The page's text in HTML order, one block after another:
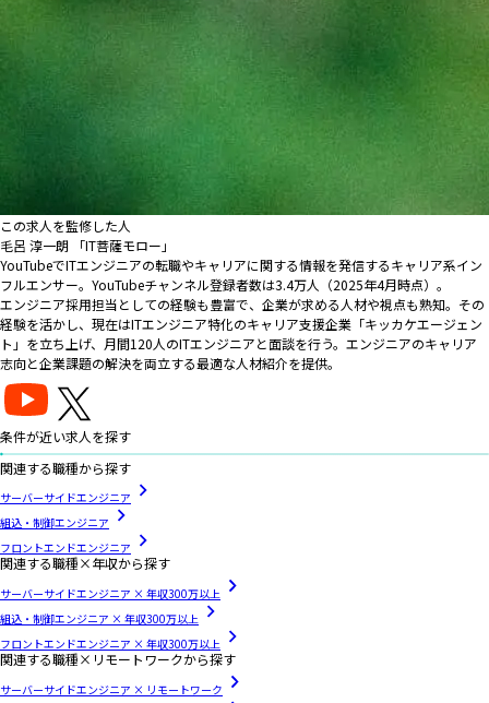
この求人を監修した人
毛呂 淳一朗 「IT菩薩モロー」
YouTubeでITエンジニアの転職やキャリアに関する情報を発信するキャリア系イン
フルエンサー。YouTubeチャンネル登録者数は3.4万人（2025年4月時点）。
エンジニア採用担当としての経験も豊富で、企業が求める人材や視点も熟知。その
経験を活かし、現在はITエンジニア特化のキャリア支援企業「キッカケエージェン
ト」を立ち上げ、月間120人のITエンジニアと面談を行う。エンジニアのキャリア
志向と企業課題の解決を両立する最適な人材紹介を提供。
条件が近い求人を探す
関連する職種から探す
サーバーサイドエンジニア
組込・制御エンジニア
フロントエンドエンジニア
関連する職種×年収から探す
サーバーサイドエンジニア × 年収300万以上
組込・制御エンジニア × 年収300万以上
フロントエンドエンジニア × 年収300万以上
関連する職種×リモートワークから探す
サーバーサイドエンジニア × リモートワーク